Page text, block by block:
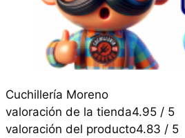
Cuchillería Moreno
valoración de la tienda4.95 / 5
valoración del producto4.83 / 5